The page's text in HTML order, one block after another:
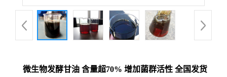
微生物发酵甘油 含量超70% 增加菌群活性 全国发货